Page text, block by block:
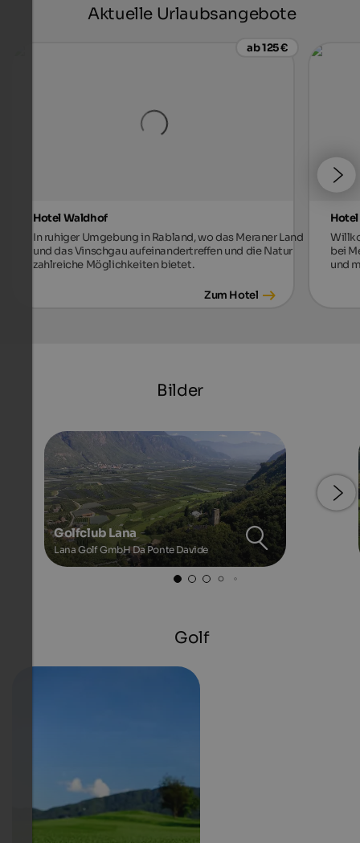
Aktuelle Urlaubsangebote
ab 125 €
Hotel Waldhof
In ruhiger Umgebung in Rabland, wo das Meraner Land
und das Vinschgau aufeinandertreffen und die Natur
zahlreiche Möglichkeiten bietet.
Zum Hotel
bei
und
Bilder
Golfclub Lana
Lana Golf GmbH Da Ponte Davide
Golf